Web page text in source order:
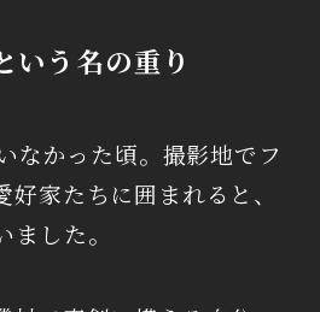
いう名の重り
なかった頃。撮影地でフ
家たちに囲まれると、
した。